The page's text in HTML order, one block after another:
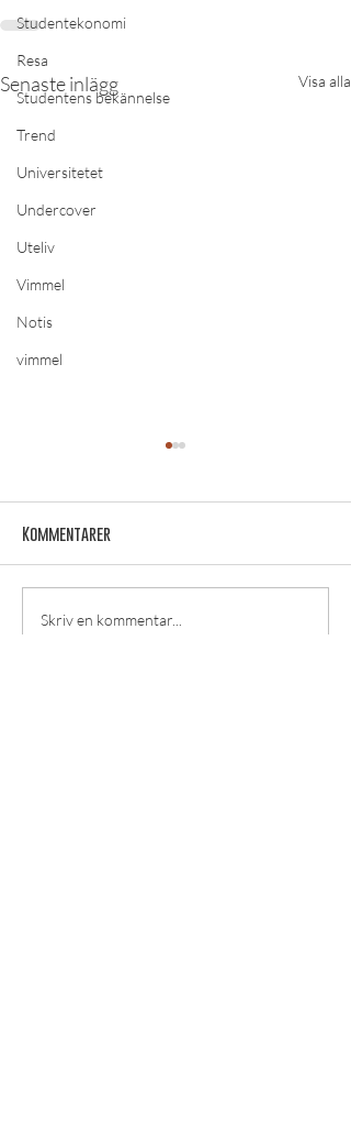
Studentekonomi
Resa
Studentens bekännelse
Trend
Universitetet
Undercover
Uteliv
Vimmel
Notis
vimmel
Senaste inlägg Visa alla
Vimmel: ÖBS beerpong
Kommentarer
Skriv en kommentar...